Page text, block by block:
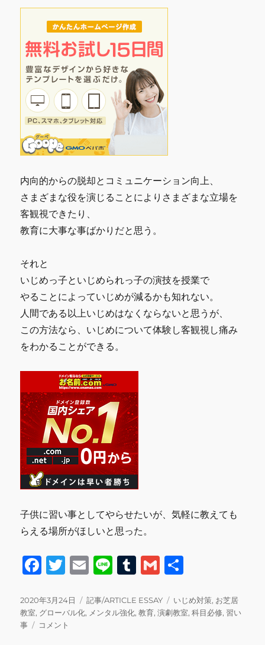
内向的からの脱却とコミュニケーション向上、
さまざまな役を演じることによりさまざまな立場を
客観視できたり、
教育に大事な事ばかりだと思う。
それと
いじめっ子といじめられっ子の演技を授業で
やることによっていじめが減るかも知れない。
人間である以上いじめはなくならないと思うが、
この方法なら、いじめについて体験し客観視し痛み
をわかることができる。
子供に習い事としてやらせたいが、気軽に教えても
らえる場所がほしいと思った。
F
c
e
T
it
te
E
ai
l
Li
e
T
m
bl
G
ai
l
投
稿
日:
2020年3月24日
カ
テ
記事/ARTICLE ESSAY
タ
グ
いじめ対策, お芝居
教室, グローバル化, メンタル強化,教育,演劇教室,科目必修, 習い
事
演
コメント